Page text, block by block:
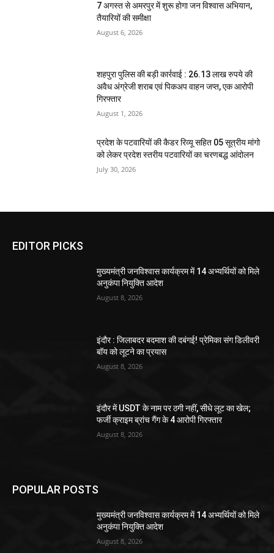
7 अगस्त से अमरपुर में शुरू होगा जन विश्वास अभियान,
तैयारियों की समीक्षा
August 6, 2026
शहपुरा पुलिस की बड़ी कार्रवाई : 26.13 लाख रुपये की
अवैध अंग्रेजी शराब एवं पिकअप वाहन जप्त, एक आरोपी
गिरफ्तार
August 1, 2026
प्रदेश के पटवारियों की कैडर रिव्यू सहित 05 सूत्रीय मांगो
को लेकर प्रदेश स्तरीय पटवारियों का चरणबद्ध आंदोलन
July 30, 2026
EDITOR PICKS
मुख्यमंत्री जनविश्वास कार्यक्रम में 14 अभ्यर्थियों को मिले
अनुकंपा नियुक्ति आदेश
August 8, 2026
इंदौर : जिलाबदर बदमाश की दबंगई! प्रेमिका संग डिलीवरी
बॉय को लूटने का प्रयास
August 8, 2026
इंदौर में USDT के नाम पर ठगी नहीं, सीधे लूट का खेल;
फर्जी क्राइम ब्रांच गैंग के 4 आरोपी गिरफ्तार
August 8, 2026
POPULAR POSTS
मुख्यमंत्री जनविश्वास कार्यक्रम में 14 अभ्यर्थियों को मिले
अनुकंपा नियुक्ति आदेश
August 8, 2026